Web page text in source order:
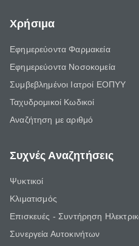
Χρήσιμα
Εφημερεύοντα Φαρμακεία
Εφημερεύοντα Νοσοκομεία
Συμβεβλημένοι Ιατροί ΕΟΠΥΥ
Ταχυδρομικοί Κωδικοί
Αναζήτηση με αριθμό
Συχνές Αναζητήσεις
Ψυκτικοί
Κλιματισμός
Επισκευές - Συντήρηση
Συνεργεία Αυτοκινήτων